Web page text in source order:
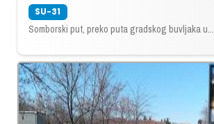
SU-31
Somborski put, preko puta gradskog buvljaka u...